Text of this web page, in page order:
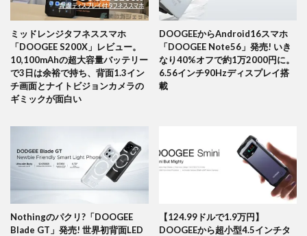
ミッドレンジタフネススマホ
「DOOGEE S200X」レビュー。
10,100mAhの超大容量バッテリー
で3日は余裕で持ち、背面1.3イン
チ画面とナイトビジョンカメラの
ギミックが面白い
DOOGEEからAndroid16スマホ
「DOOGEE Note56」発売! いき
なり40%オフで約1万2000円に。
6.56インチ90Hzディスプレイ搭
載
Nothingのパクリ?「DOOGEE
Blade GT」発売! 世界初背面LED
【124.99ドルで1.9万円】
DOOGEEから超小型4.5インチタ